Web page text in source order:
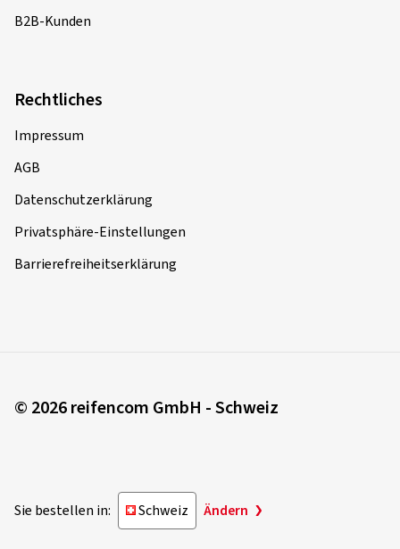
B2B-Kunden
Rechtliches
Impressum
AGB
Datenschutzerklärung
Privatsphäre-Einstellungen
Barrierefreiheitserklärung
© 2026 reifencom GmbH - Schweiz
Sie bestellen in: Schweiz Ändern